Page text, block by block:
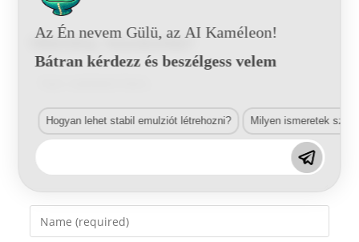
Vélemény, hozzászólás?
Enter
your
Az Én nevem Gülü, az AI Kaméleon!
Bátran kérdezz és beszélgess velem
Hogyan lehet stabil emulziót létrehozni? Milyen ismeretek